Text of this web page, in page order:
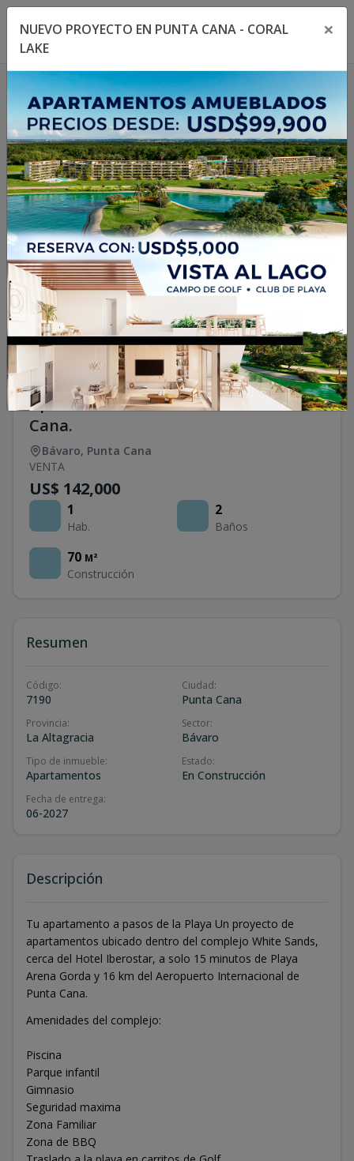
Toggle navigation menu
1/11
Apartamento en Venta en Punta
Cana.
Bávaro, Punta Cana
VENTA
US$ 142,000
1
Hab.
2
Baños
70 M²
Construcción
Resumen
Código:
7190
Ciudad:
Punta Cana
Provincia:
La Altagracia
Sector:
Bávaro
Tipo de inmueble:
Apartamentos
Estado:
En Construcción
Fecha de entrega:
06-2027
Descripción
Tu apartamento a pasos de la Playa Un proyecto de
apartamentos ubicado dentro del complejo White Sands,
cerca del Hotel Iberostar, a solo 15 minutos de Playa
Arena Gorda y 16 km del Aeropuerto Internacional de
Punta Cana.
Amenidades del complejo:
Piscina
Parque infantil
Gimnasio
Seguridad maxima
Zona Familiar
Zona de BBQ
NUEVO PROYECTO EN PUNTA CANA - CORAL
LAKE
×